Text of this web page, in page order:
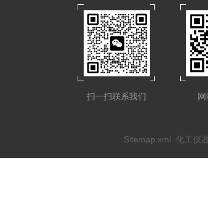
扫一扫联系我们
Sitemap.xml 化工仪